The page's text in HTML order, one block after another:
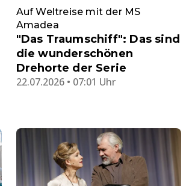
Auf Weltreise mit der MS
Amadea
"Das Traumschiff": Das sind
die wunderschönen
Drehorte der Serie
22.07.2026 • 07:01 Uhr